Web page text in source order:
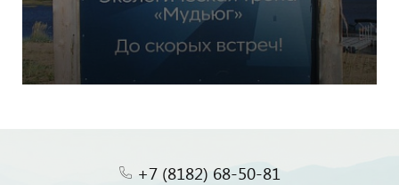
+7 (8182) 68-50-81